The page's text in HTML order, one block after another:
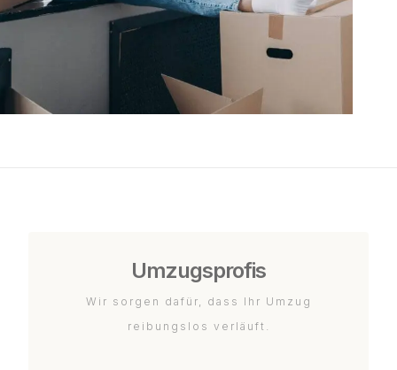
Umzugsprofis
Wir sorgen dafür, dass Ihr Umzug
reibungslos verläuft.